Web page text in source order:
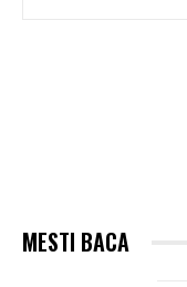
MESTI BACA